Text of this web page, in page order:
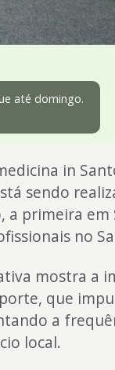
até domingo.
in
sendo
a primeira
no
mostra a
que
a
local.